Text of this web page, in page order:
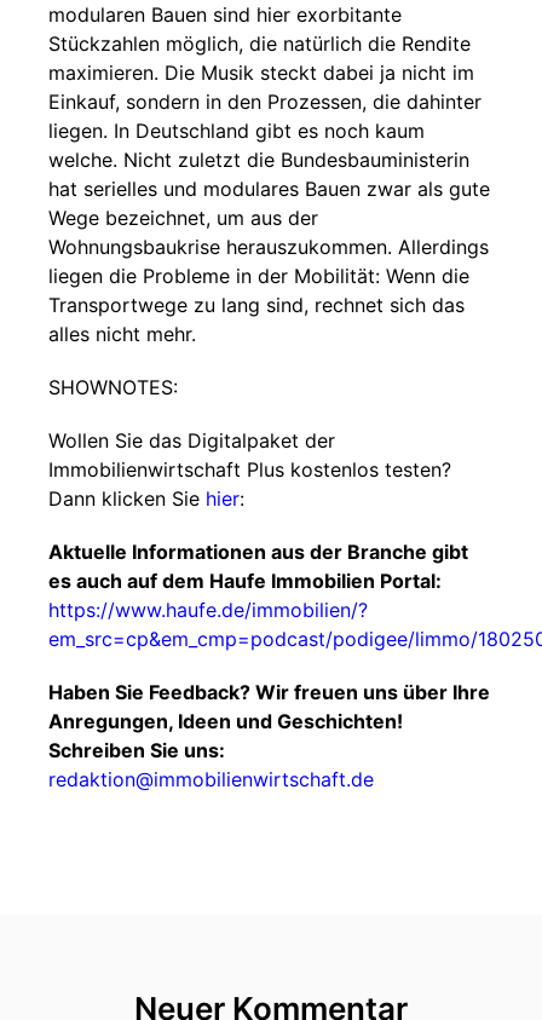
modularen Bauen sind hier exorbitante
Stückzahlen möglich, die natürlich die Rendite
maximieren. Die Musik steckt dabei ja nicht im
Einkauf, sondern in den Prozessen, die dahinter
liegen. In Deutschland gibt es noch kaum
welche. Nicht zuletzt die Bundesbauministerin
hat serielles und modulares Bauen zwar als gute
Wege bezeichnet, um aus der
Wohnungsbaukrise herauszukommen. Allerdings
liegen die Probleme in der Mobilität: Wenn die
Transportwege zu lang sind, rechnet sich das
alles nicht mehr.
SHOWNOTES:
Wollen Sie das Digitalpaket der
Immobilienwirtschaft Plus kostenlos testen?
Dann klicken Sie hier:
Aktuelle Informationen aus der Branche gibt
es auch auf dem Haufe Immobilien Portal:
https://www.haufe.de/immobilien/?
em_src=cp&em_cmp=podcast/podigee/limmo/
Haben Sie Feedback? Wir freuen uns über Ihre
Anregungen, Ideen und Geschichten!
Schreiben Sie uns:
redaktion@immobilienwirtschaft.de
Neuer Kommentar